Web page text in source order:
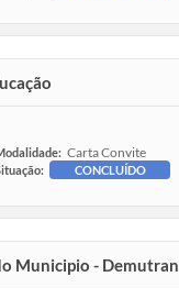
Carta Convite
CONCLUÍDO
Municipio - Demutran